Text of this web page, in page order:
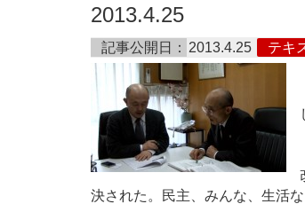
2013.4.25
記事公開日： 2013.4.25 テキ
決された。民主、みんな、生活